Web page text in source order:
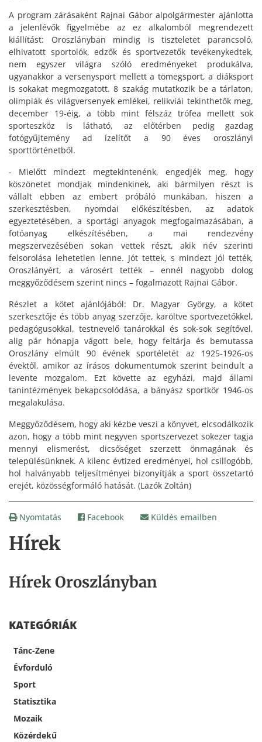
Hírek
Hírek Oroszlányban
KATEGÓRIÁK
Tánc-Zene
Évforduló
Sport
Statisztika
Mozaik
Közérdekű
A program zárásaként Rajnai Gábor alpolgármester ajánlotta
a jelenlévők figyelmébe az ez alkalomból megrendezett
kiállítást: Oroszlányban mindig is tiszteletet parancsoló,
elhivatott sportolók, edzők és sportvezetők tevékenykedtek,
nem egyszer világra szóló eredményeket produkálva,
ugyanakkor a versenysport mellett a tömegsport, a diáksport
is sokakat megmozgatott. 8 szakág mutatkozik be a tárlaton,
olimpiák és világversenyek emlékei, relikviái tekinthetők meg,
december 19-éig, a több mint félszáz trófea mellett sok
sporteszköz is látható, az előtérben pedig gazdag
fotógyűjtemény ad ízelítőt a 90 éves oroszlányi
sporttörténetből.
- Mielőtt mindezt megtekintenénk, engedjék meg, hogy
köszönetet mondjak mindenkinek, aki bármilyen részt is
vállalt ebben az embert próbáló munkában, hiszen a
szerkesztésben, nyomdai előkészítésben, az adatok
egyeztetésében, a sportági anyagok megfogalmazásában, a
fotóanyag elkészítésében, a mai rendezvény
megszervezésében sokan vettek részt, akik név szerinti
felsorolása lehetetlen lenne. Jót tettek, s mindezt jól tették,
Oroszlányért, a városért tették – ennél nagyobb dolog
meggyőződésem szerint nincs – fogalmazott Rajnai Gábor.
Részlet a kötet ajánlójából: Dr. Magyar György, a kötet
szerkesztője és több anyag szerzője, karöltve sportvezetőkkel,
pedagógusokkal, testnevelő tanárokkal és sok-sok segítővel,
alig pár hónapja vágott bele, hogy feltárja és bemutassa
Oroszlány elmúlt 90 évének sportéletét az 1925-1926-os
évektől, amikor az írásos dokumentumok szerint beindult a
levente mozgalom. Ezt követte az egyházi, majd állami
tanintézmények bekapcsolódása, a bányász sportkör 1946-os
megalakulása.
Meggyőződésem, hogy aki kézbe veszi a könyvet, elcsodálkozik
azon, hogy a több mint negyven sportszervezet sokezer tagja
mennyi elismerést, dicsőséget szerzett önmagának és
településünknek. A kilenc évtized eredményei, hol csillogóbb,
hol halványabb teljesítményei bizonyítják a sport összetartó
erejét, közösségformáló hatását. (Lazók Zoltán)
Nyomtatás Facebook Küldés emailben